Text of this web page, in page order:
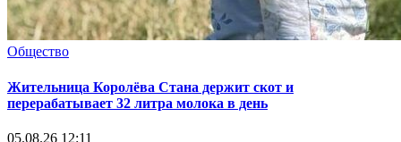
Общество
Жительница Королёва Стана держит скот и
перерабатывает 32 литра молока в день
05.08.26 12:11